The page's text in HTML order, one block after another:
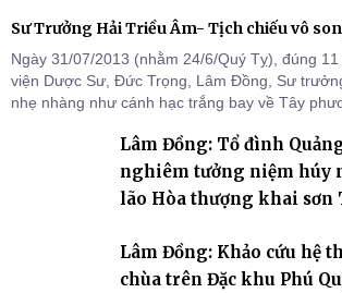
Sư Trưởng Hải Triều Âm- Tịch chiếu vô
Ngày 31/07/2013 (nhằm 24/6/Quý Tỵ), đúng
viện Dược Sư, Đức Trọng, Lâm Đồng, Sư
nhẹ nhàng như cánh hạc trắng bay về Tây
Lâm Đồng: Tổ đình
nghiêm tưởng niệm húy
lão Hòa thượng khai sơn
Lâm Đồng: Khảo cứu hệ
chùa trên Đặc khu Phú